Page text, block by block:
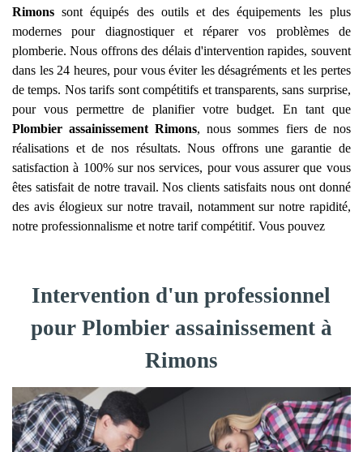
Rimons sont équipés des outils et des équipements les plus
modernes pour diagnostiquer et réparer vos problèmes de
plomberie. Nous offrons des délais d'intervention rapides, souvent
dans les 24 heures, pour vous éviter les désagréments et les pertes
de temps. Nos tarifs sont compétitifs et transparents, sans surprise,
pour vous permettre de planifier votre budget. En tant que
Plombier assainissement Rimons, nous sommes fiers de nos
réalisations et de nos résultats. Nous offrons une garantie de
satisfaction à 100% sur nos services, pour vous assurer que vous
êtes satisfait de notre travail. Nos clients satisfaits nous ont donné
des avis élogieux sur notre travail, notamment sur notre rapidité,
notre professionnalisme et notre tarif compétitif. Vous pouvez
Intervention d'un professionnel
pour Plombier assainissement à
Rimons